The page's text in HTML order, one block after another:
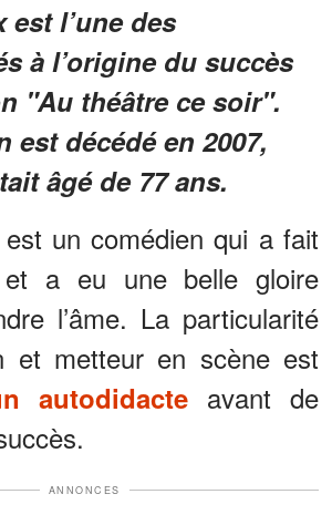
est l’une des
à l’origine du succès
"Au théâtre ce soir".
est décédé en 2007,
âgé de 77 ans.
un comédien qui a fait
a eu une belle gloire
l’âme. La particularité
et metteur en scène est
autodidacte avant de
ANNONCES